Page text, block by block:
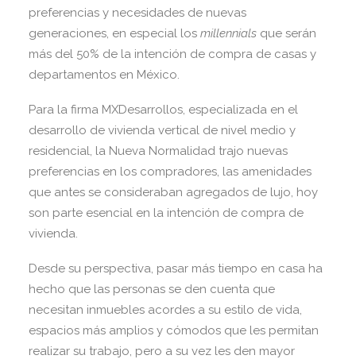
preferencias y necesidades de nuevas
generaciones, en especial los millennials que serán
más del 50% de la intención de compra de casas y
departamentos en México.
Para la firma MXDesarrollos, especializada en el
desarrollo de vivienda vertical de nivel medio y
residencial, la Nueva Normalidad trajo nuevas
preferencias en los compradores, las amenidades
que antes se consideraban agregados de lujo, hoy
son parte esencial en la intención de compra de
vivienda.
Desde su perspectiva, pasar más tiempo en casa ha
hecho que las personas se den cuenta que
necesitan inmuebles acordes a su estilo de vida,
espacios más amplios y cómodos que les permitan
realizar su trabajo, pero a su vez les den mayor